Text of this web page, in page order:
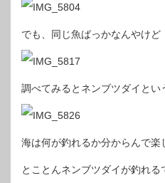
でも、同じ魚ばっかなんやけど
調べてみるとネンブツダイとい
海は何が釣れるか分からんで楽
とことんネンブツダイが釣れ